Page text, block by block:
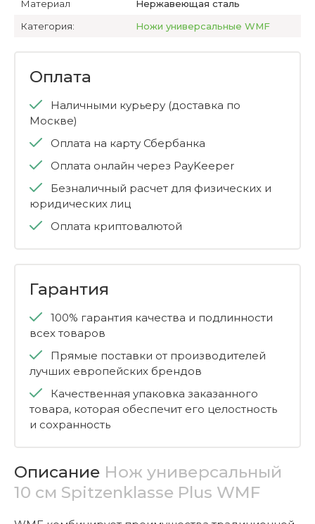
Материал
Нержавеющая сталь
Категория:
Ножи универсальные WMF
Оплата
Наличными курьеру (доставка по
Москве)
Оплата на карту Сбербанка
Оплата онлайн через PayKeeper
Безналичный расчет для физических и
юридических лиц
Оплата криптовалютой
Гарантия
100% гарантия качества и подлинности
всех товаров
Прямые поставки от производителей
лучших европейских брендов
Качественная упаковка заказанного
товара, которая обеспечит его целостность
и сохранность
Описание Нож универсальный
10 см Spitzenklasse Plus WMF